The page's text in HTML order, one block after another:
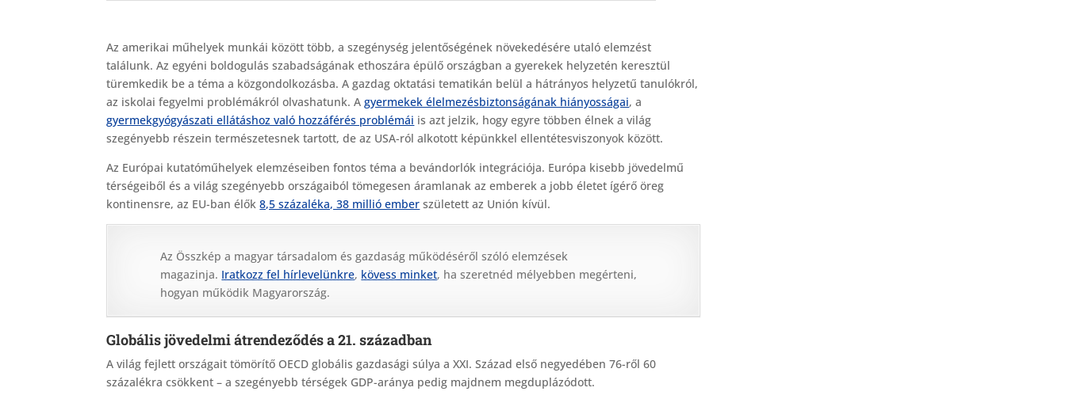
Az amerikai műhelyek munkái között több, a szegénység jelentőségének növekedésére utaló elemzést
találunk. Az egyéni boldogulás szabadságának ethoszára épülő országban a gyerekek helyzetén keresztül
türemkedik be a téma a közgondolkozásba. A gazdag oktatási tematikán belül a hátrányos helyzetű tanulókról,
az iskolai fegyelmi problémákról olvashatunk. Agyermekek élelmezésbiztonságának hiányosságai, a
gyermekgyógyászati ellátáshoz való hozzáférés problémái is azt jelzik, hogy egyre többen élnek a világ
szegényebb részein természetesnek tartott, de az USA-ról alkotott képünkkel ellentétesviszonyok között.
Az Európai kutatóműhelyek elemzéseiben fontos téma a bevándorlók integrációja. Európa kisebb jövedelmű
térségeiből és a világ szegényebb országaiból tömegesen áramlanak az emberek a jobb életet ígérő öreg
kontinensre, az EU-ban élők8,5 százaléka, 38 millió ember született az Unión kívül.
Az Összkép a magyar társadalom és gazdaság működéséről szóló elemzések
magazinja. Iratkozz fel hírlevelünkre, kövess minket, ha szeretnéd mélyebben megérteni,
hogyan működik Magyarország.
Globális jövedelmi átrendeződés a 21. században
A világ fejlett országait tömörítő OECD globális gazdasági súlya a XXI. Század első negyedében 76-ről 60
százalékra csökkent – a szegényebb térségek GDP-aránya pedig majdnem megduplázódott.